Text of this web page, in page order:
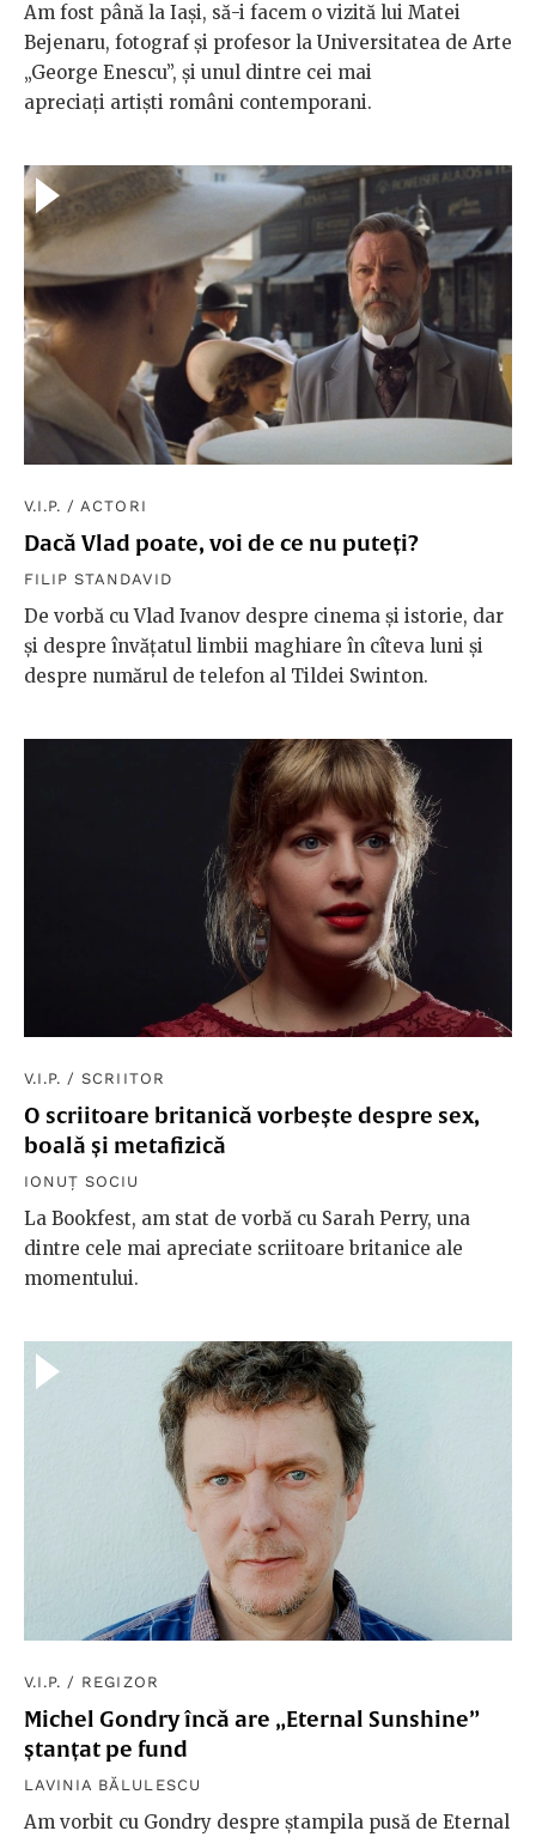
Am fost până la Iași, să-i facem o vizită lui Matei
Bejenaru, fotograf și profesor la Universitatea de Arte
„George Enescu”, și unul dintre cei mai
apreciați artiști români contemporani.
V.I.P. / ACTORI
Dacă Vlad poate, voi de ce nu puteți?
FILIP STANDAVID
De vorbă cu Vlad Ivanov despre cinema și istorie, dar
și despre învățatul limbii maghiare în cîteva luni și
despre numărul de telefon al Tildei Swinton.
V.I.P. /SCRIITOR
O scriitoare britanică vorbește despre sex,
boală și metafizică
IONUȚ SOCIU
La Bookfest, am stat de vorbă cu Sarah Perry, una
dintre cele mai apreciate scriitoare britanice ale
momentului.
V.I.P. / REGIZOR
Michel Gondry încă are „Eternal Sunshine”
ștanțat pe fund
LAVINIA BĂLULESCU
Am vorbit cu Gondry despre ștampila pusă de Eternal